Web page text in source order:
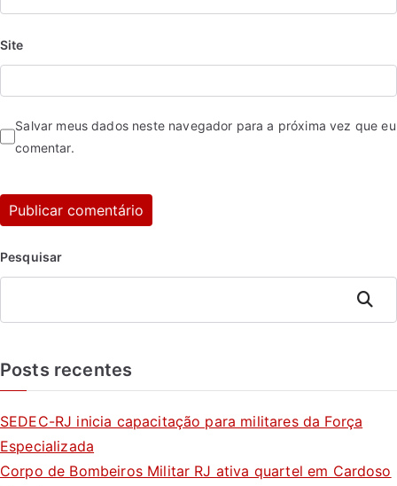
Site
Salvar meus dados neste navegador para a próxima vez que eu
comentar.
Pesquisar
Pesquis
ar
Posts recentes
SEDEC-RJ inicia capacitação para militares da Força
Especializada
Corpo de Bombeiros Militar RJ ativa quartel em Cardoso